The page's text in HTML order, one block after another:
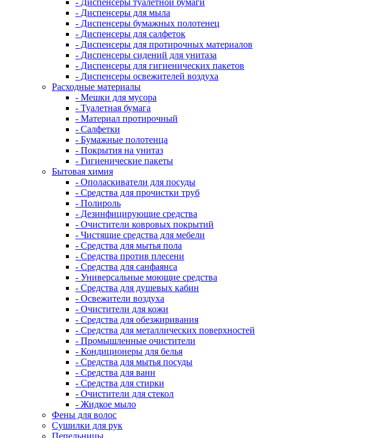
- Диспенсеры туалетной бумаги
- Диспенсеры для мыла
- Диспенсеры бумажных полотенец
- Диспенсеры для салфеток
- Диспенсеры для протирочных материалов
- Диспенсеры сидений для унитаза
- Диспенсеры для гигиенических пакетов
- Диспенсеры освежителей воздуха
Расходные материалы
- Мешки для мусора
- Туалетная бумага
- Материал протирочный
- Салфетки
- Бумажные полотенца
- Покрытия на унитаз
- Гигиенические пакеты
Бытовая химия
- Ополаскиватели для посуды
- Средства для прочистки труб
- Полироль
- Дезинфицирующие средства
- Очистители ковровых покрытий
- Чистящие средства для мебели
- Средства для мытья пола
- Средства против плесени
- Средства для санфаянса
- Универсальные моющие средства
- Средства для душевых кабин
- Освежители воздуха
- Очистители для кожи
- Средства для обезжиривания
- Средства для металлических поверхностей
- Промышленные очистители
- Кондиционеры для белья
- Средства для мытья посуды
- Средства для ванн
- Средства для стирки
- Очистители для стекол
- Жидкое мыло
Фены для волос
Сушилки для рук
Пепельницы